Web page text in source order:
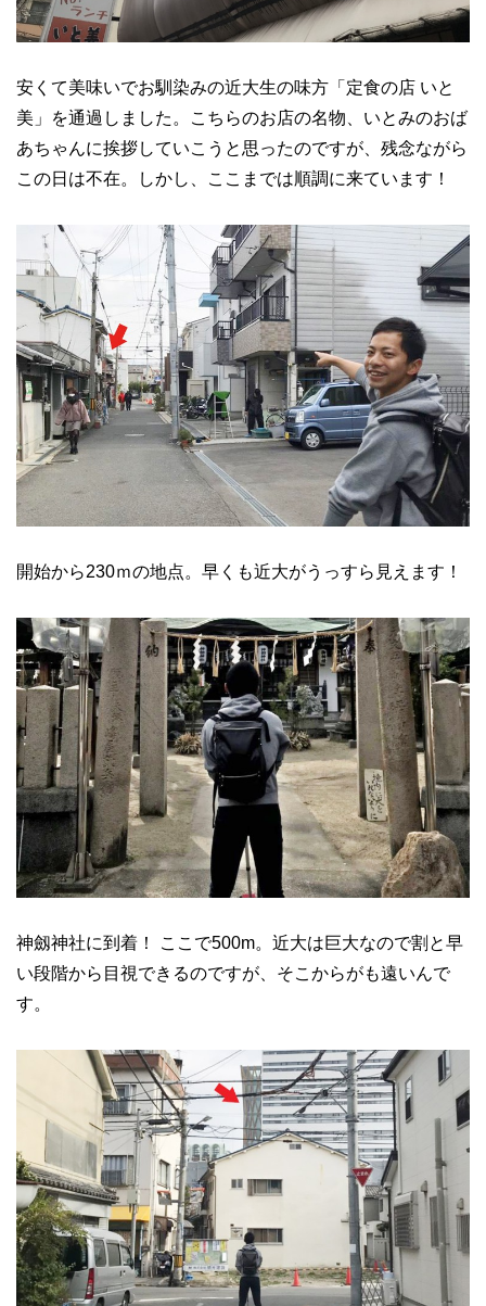
安くて美味いでお馴染みの近大生の味方「定食の店 いと
美」を通過しました。こちらのお店の名物、いとみのおば
あちゃんに挨拶していこうと思ったのですが、残念ながら
この日は不在。しかし、ここまでは順調に来ています！
開始から230ｍの地点。早くも近大がうっすら見えます！
神劔神社に到着！ ここで500m。近大は巨大なので割と早
い段階から目視できるのですが、そこからがも遠いんで
す。